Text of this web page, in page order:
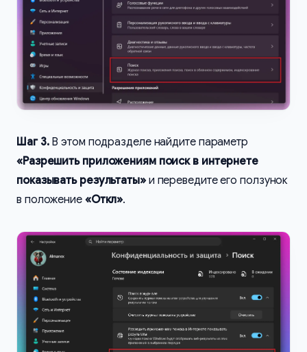
Шаг 3.В этом подразделе найдите параметр
«Разрешить приложениям поиск в интернете
показывать результаты»и переведите его ползунок
в положение «Откл».